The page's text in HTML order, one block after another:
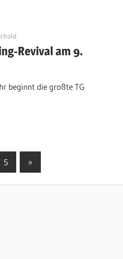
Revival am 9.
beginnt die großte TG
5
Nächste
Beiträge
»